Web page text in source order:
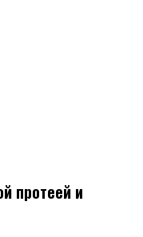
протеей и